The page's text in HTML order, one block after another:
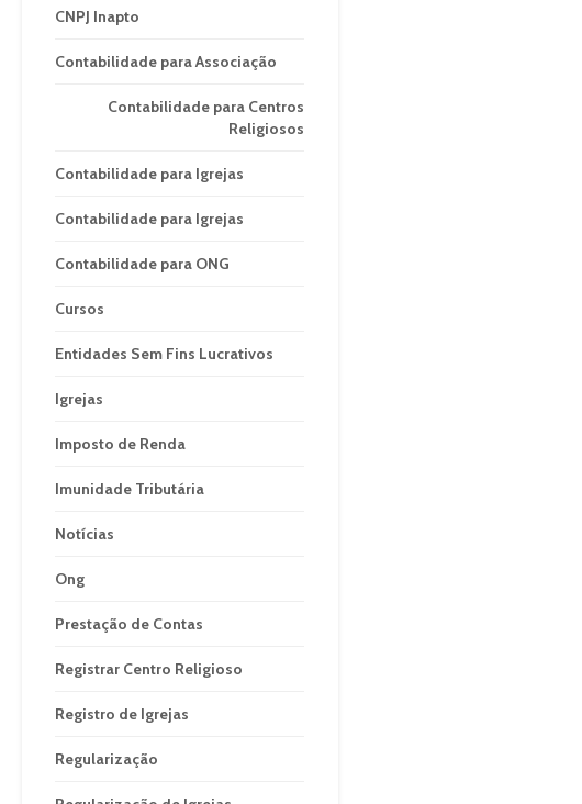
CNPJ Inapto
Contabilidade para Associação
Contabilidade para Centros
Religiosos
Contabilidade para Igrejas
Contabilidade para Igrejas
Contabilidade para ONG
Cursos
Entidades Sem Fins Lucrativos
Igrejas
Imposto de Renda
Imunidade Tributária
Notícias
Ong
Prestação de Contas
Registrar Centro Religioso
Registro de Igrejas
Regularização